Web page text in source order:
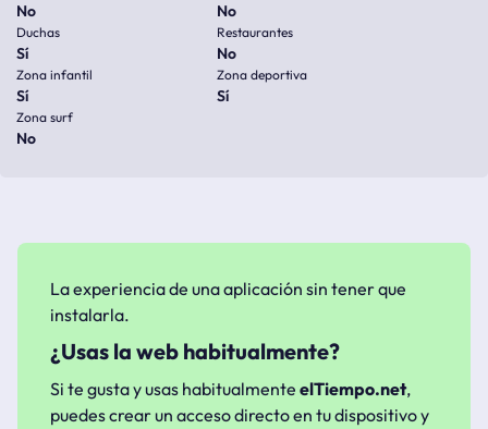
No No
Duchas
Sí
Restaurantes
No
Zona infantil
Sí
Zona deportiva
Sí
Zona surf
No
La experiencia de una aplicación sin tener que
instalarla.
¿Usas la web habitualmente?
Si te gusta y usas habitualmente elTiempo.net,
puedes crear un acceso directo en tu dispositivo y